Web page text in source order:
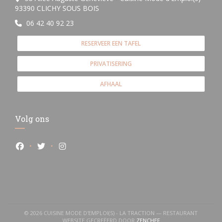
93390 CLICHY SOUS BOIS
06 42 40 92 23
RESERVEER EEN TAFEL
PRIVATISERING
AFHAAL
Volg ons
Facebook ((opent in een nieuw venster))
Twitter ((opent in een nieuw venster))
Instagram ((opent in een nieuw venster))
© 2026 CUISINE MODE D'EMPLOI(S) - LA TRACTION — RESTAURANT
WEBSITE GECREËERD DOOR ZENCHEF((OPENT IN EEN NIEUW